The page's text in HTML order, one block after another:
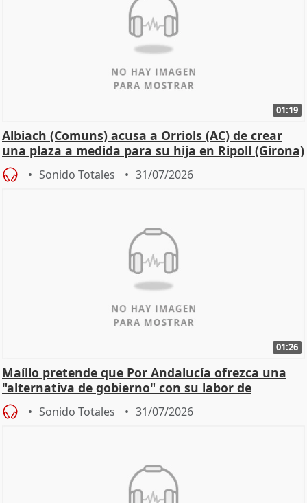
01:19
Albiach (Comuns) acusa a Orriols (AC) de crear
una plaza a medida para su hija en Ripoll (Girona)
Sonido Totales 31/07/2026
01:26
Maíllo pretende que Por Andalucía ofrezca una
"alternativa de gobierno" con su labor de
oposición
Sonido Totales 31/07/2026